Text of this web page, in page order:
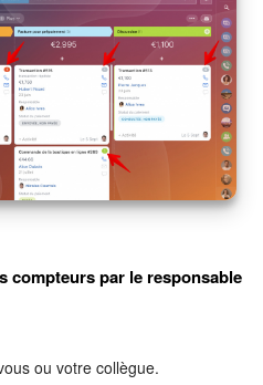
compteurs par le responsable
ou votre collègue.